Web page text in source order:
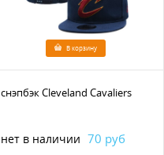
В корзину
снэпбэк Cleveland Cavaliers
нет в наличии 70 руб